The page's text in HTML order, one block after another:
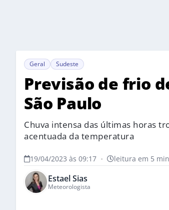
Geral Sudeste
Previsão de frio
São Paulo
Chuva intensa das últimas horas
acentuada da temperatura
19/04/2023 às 09:17 • leitura em 5 min
Estael Sias
Meteorologista